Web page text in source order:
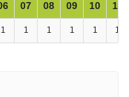
07 08 09 10 11
1 1 1 1 1 1